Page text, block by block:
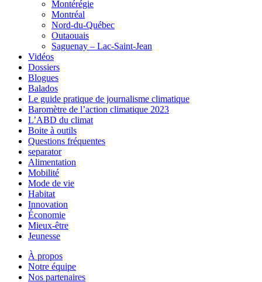
Montérégie
Montréal
Nord-du-Québec
Outaouais
Saguenay – Lac-Saint-Jean
Vidéos
Dossiers
Blogues
Balados
Le guide pratique de journalisme climatique
Baromètre de l’action climatique 2023
L’ABD du climat
Boite à outils
Questions fréquentes
separator
Alimentation
Mobilité
Mode de vie
Habitat
Innovation
Économie
Mieux-être
Jeunesse
À propos
Notre équipe
Nos partenaires